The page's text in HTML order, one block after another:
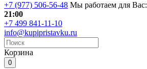
+7 (977) 506-56-48 Мы работаем для Вас:
21:00
+7 499 841-11-10
info@kupipristavku.ru
Корзина
0